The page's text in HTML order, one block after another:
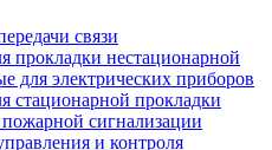
связи
прокладки нестационарной
для электрических приборов
стационарной прокладки
сигнализации
и контроля